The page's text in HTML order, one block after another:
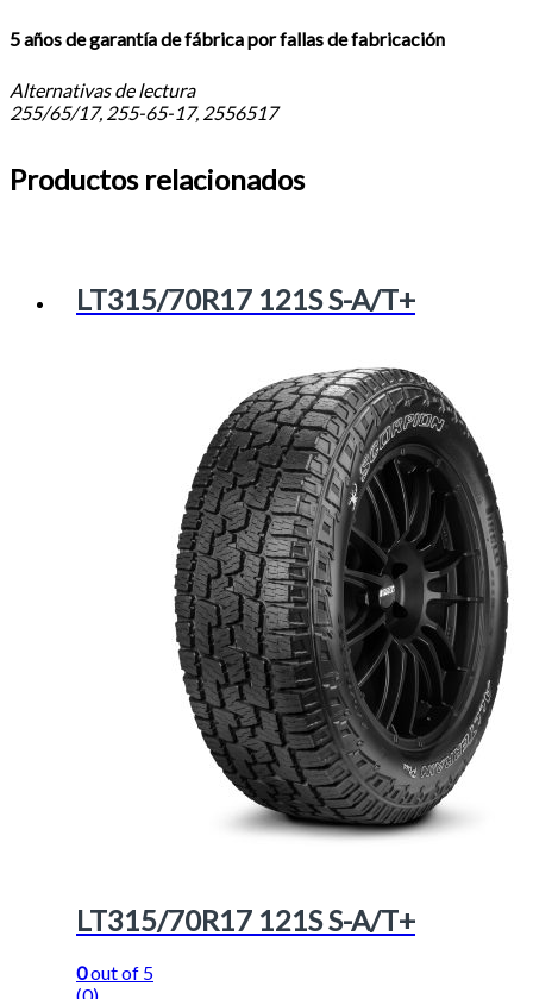
5 años de garantía de fábrica por fallas de fabricación
Alternativas de lectura
255/65/17, 255-65-17, 2556517
Productos relacionados
LT315/70R17 121S S-A/T+
LT315/70R17 121S S-A/T+
0out of 5
(0)